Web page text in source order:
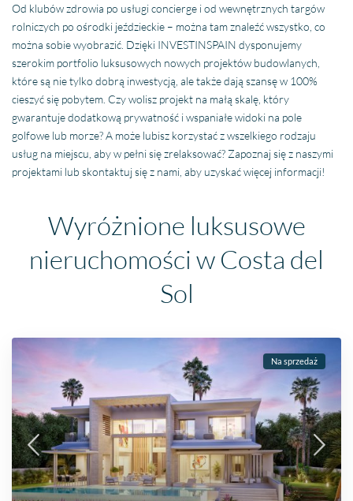
Od klubów zdrowia po usługi concierge i od wewnętrznych targów
rolniczych po ośrodki jeździeckie – można tam znaleźć wszystko, co
można sobie wyobrazić. Dzięki INVESTINSPAIN dysponujemy
szerokim portfolio luksusowych nowych projektów budowlanych,
które są nie tylko dobrą inwestycją, ale także dają szansę w 100%
cieszyć się pobytem. Czy wolisz projekt na małą skalę, który
gwarantuje dodatkową prywatność i wspaniałe widoki na pole
golfowe lub morze? A może lubisz korzystać z wszelkiego rodzaju
usług na miejscu, aby w pełni się zrelaksować? Zapoznaj się z naszymi
projektami lub skontaktuj się z nami, aby uzyskać więcej informacji!
Wyróżnione luksusowe
nieruchomości w Costa del
Sol
Na sprzedaż